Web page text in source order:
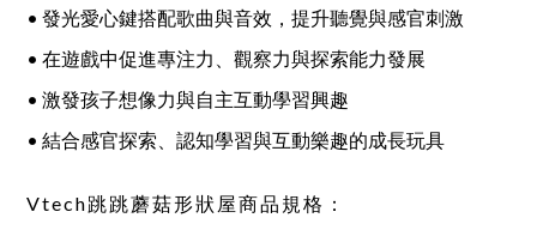
• 發光愛心鍵搭配歌曲與音效，提升聽覺與感官刺激
• 在遊戲中促進專注力、觀察力與探索能力發展
• 激發孩子想像力與自主互動學習興趣
• 結合感官探索、認知學習與互動樂趣的成長玩具
Vtech跳跳蘑菇形狀屋商品規格：